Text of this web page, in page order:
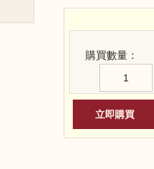
購買數量：